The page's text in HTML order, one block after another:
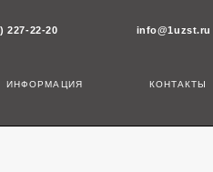
info@1uzst.ru